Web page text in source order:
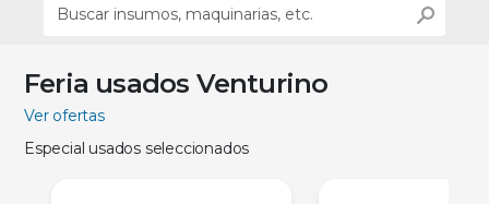
Feria usados Venturino
Ver ofertas
Especial usados seleccionados